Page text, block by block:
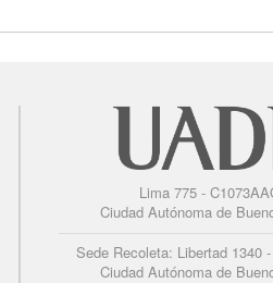
Lima 775 -
Ciudad Autónoma de
Sede Recoleta: Libertad 1340
Ciudad Autónoma de